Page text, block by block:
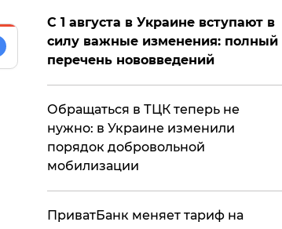
С 1 августа в Украине вступают в
силу важные изменения: полный
перечень нововведений
Обращаться в ТЦК теперь не
нужно: в Украине изменили
порядок добровольной
мобилизации
ПриватБанк меняет тариф на